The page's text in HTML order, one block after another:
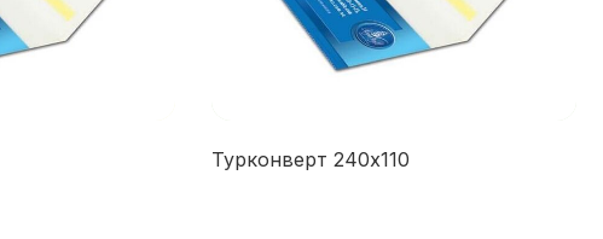
Турконверт 240х110